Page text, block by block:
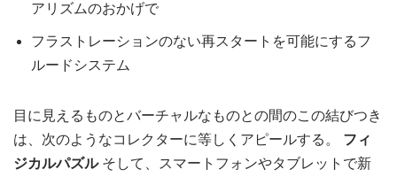
アリズムのおかげで
フラストレーションのない再スタートを可能にするフ
ルードシステム
目に見えるものとバーチャルなものとの間のこの結びつき
は、次のようなコレクターに等しくアピールする。 フィ
ジカルパズルそして、スマートフォンやタブレットで新